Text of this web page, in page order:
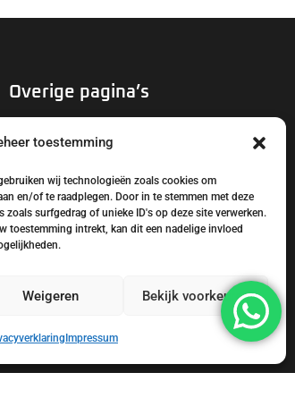
toestemming
wij technologieën zoals cookies om
en/of te raadplegen. Door in te stemmen met deze
surfgedrag of unieke ID's op deze site verwerken.
toestemming intrekt, kan dit een nadelige invloed
Weigeren Bekijk voorkeuren
Impressum
Overige pagina’s
Offerte aanvragen